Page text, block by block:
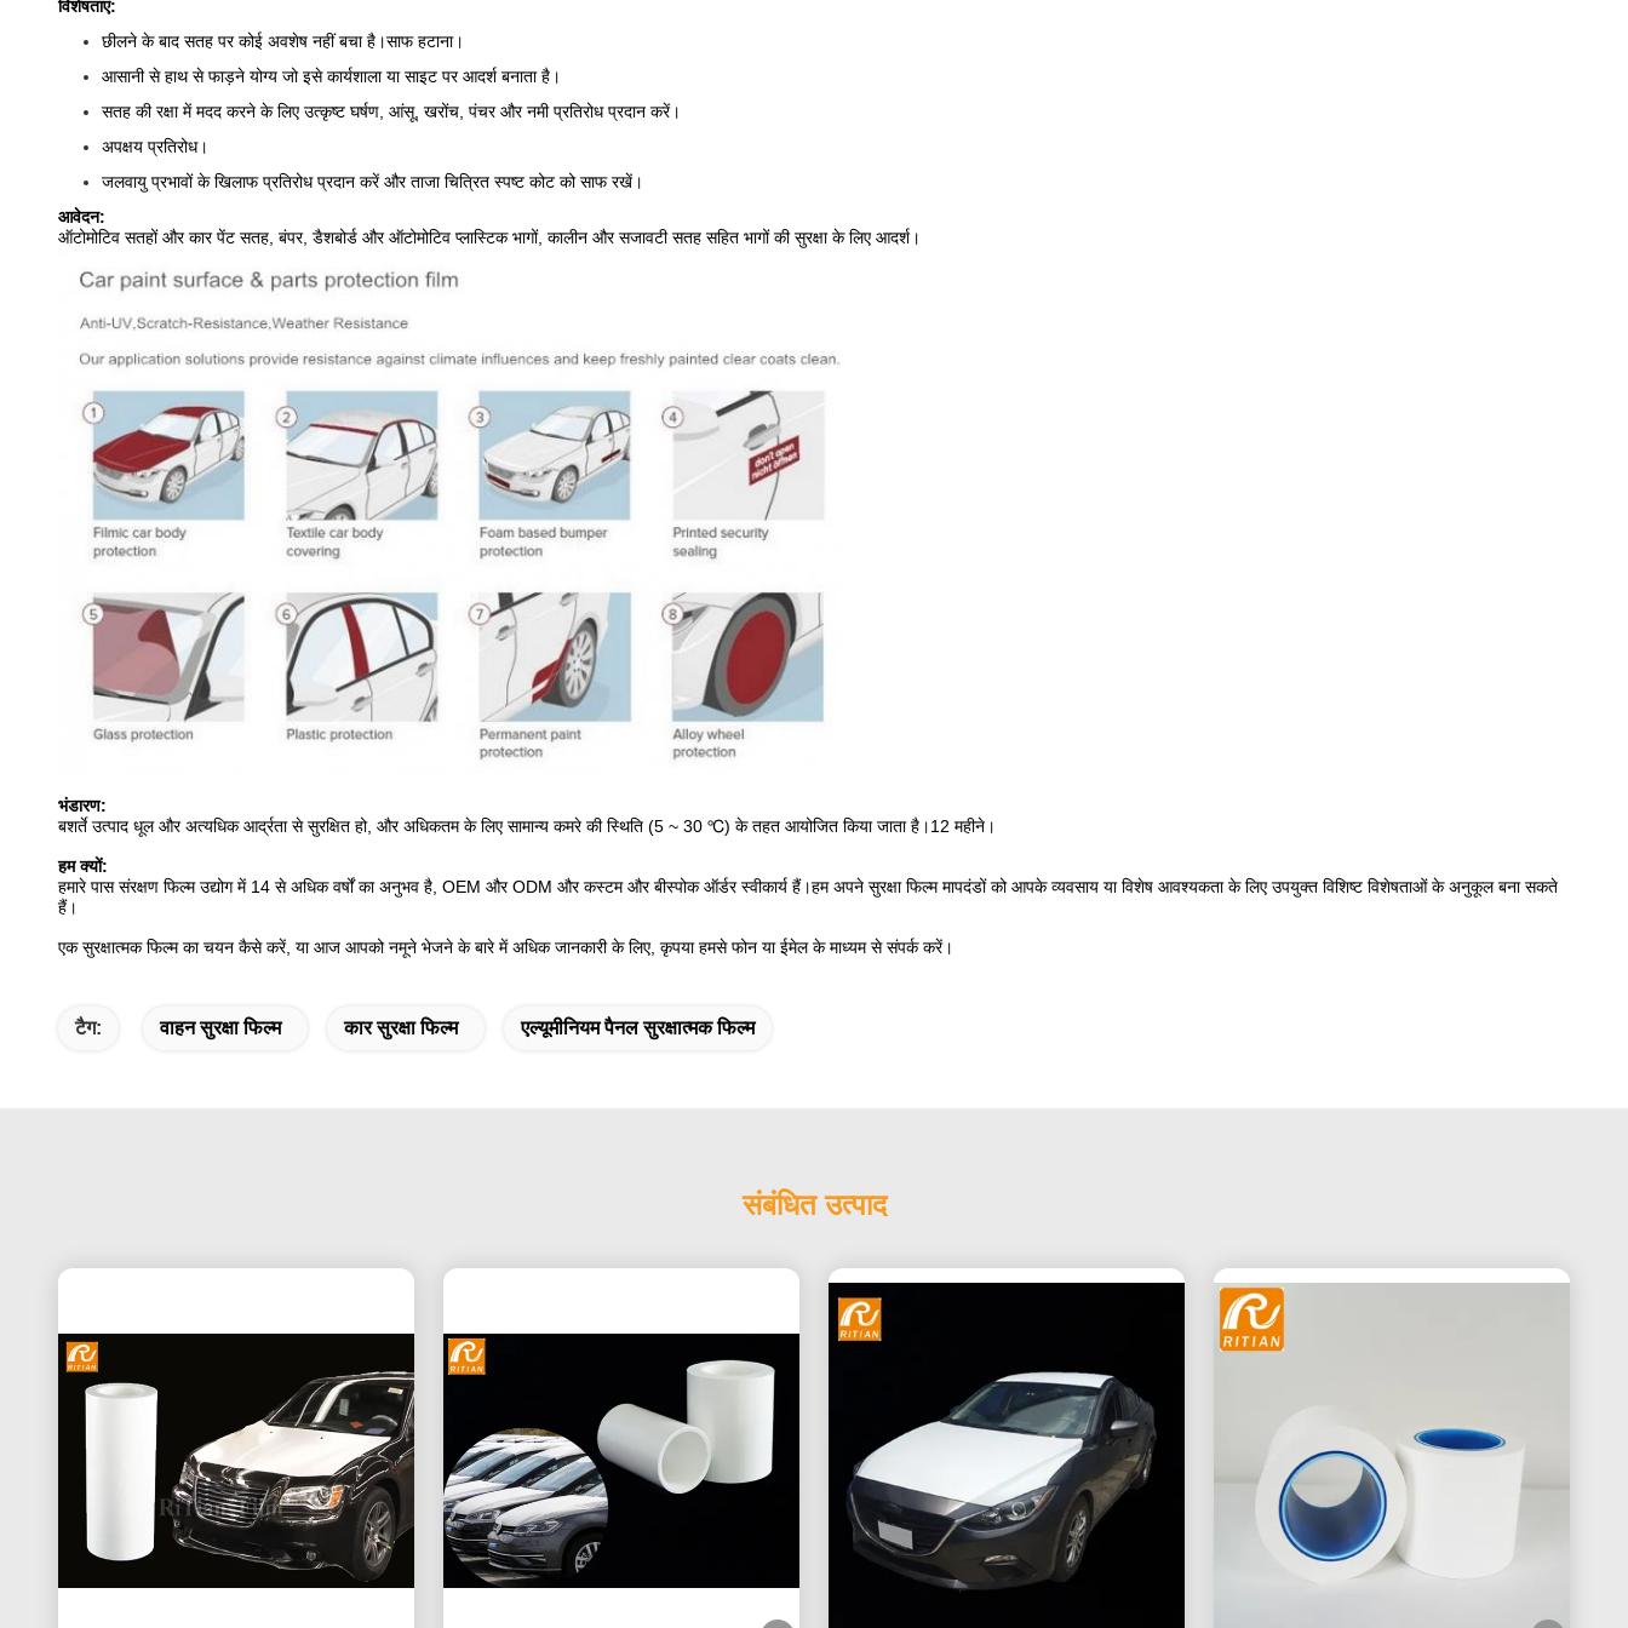
विशेषताएं:
छीलने के बाद सतह पर कोई अवशेष नहीं बचा है।साफ हटाना।
आसानी से हाथ से फाड़ने योग्य जो इसे कार्यशाला या साइट पर आदर्श बनाता है।
सतह की रक्षा में मदद करने के लिए उत्कृष्ट घर्षण, आंसू, खरोंच, पंचर और नमी प्रतिरोध प्रदान करें।
अपक्षय प्रतिरोध।
जलवायु प्रभावों के खिलाफ प्रतिरोध प्रदान करें और ताजा चित्रित स्पष्ट कोट को साफ रखें।
आवेदन:
ऑटोमोटिव सतहों और कार पेंट सतह, बंपर, डैशबोर्ड और ऑटोमोटिव प्लास्टिक भागों, कालीन और सजावटी सतह सहित भागों की सुरक्षा के लिए आदर्श।
भंडारण:
बशर्ते उत्पाद धूल और अत्यधिक आर्द्रता से सुरक्षित हो, और अधिकतम के लिए सामान्य कमरे की स्थिति (5 ~ 30 ℃) के तहत आयोजित किया जाता है।12 महीने।
हम क्यों:
हमारे पास संरक्षण फिल्म उद्योग में 14 से अधिक वर्षों का अनुभव है, OEM और ODM और कस्टम और बीस्पोक ऑर्डर स्वीकार्य हैं।हम अपने सुरक्षा फिल्म मापदंडों को आपके व्यवसाय या विशेष आवश्यकता के लिए उपयुक्त विशिष्ट विशेषताओं के अनुकूल बना सकते
हैं।
एक सुरक्षात्मक फिल्म का चयन कैसे करें, या आज आपको नमूने भेजने के बारे में अधिक जानकारी के लिए, कृपया हमसे फोन या ईमेल के माध्यम से संपर्क करें।
टैग: वाहन सुरक्षा फिल्म कार सुरक्षा फिल्म एल्यूमीनियम पैनल सुरक्षात्मक फिल्म
संबंधित उत्पाद